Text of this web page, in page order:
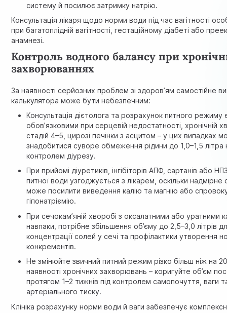
систему й посилює затримку натрію.
Консультація лікаря щодо норми води під час вагітності
при багатоплідній вагітності, гестаційному діабеті або
анамнезі.
Контроль водного балансу при
захворюваннях
За наявності серйозних проблем зі здоров’ям самостійне
калькулятора може бути небезпечним:
Консультація дієтолога та розрахунок питного режиму
обов’язковими при серцевій недостатності, хронічній
стадій 4–5, цирозі печінки з асцитом – у цих випадках
знадобитися суворе обмеження рідини до 1,0–1,5 літра
контролем діурезу.
При прийомі діуретиків, інгібіторів АПФ, сартанів або
питної води узгоджується з лікарем, оскільки
може посилити виведення калію та магнію або
гіпонатріємію.
При сечокам’яній хворобі з оксалатними або уратними
навпаки, потрібне збільшення об’єму до 2,5–3,0 літрів
концентрації солей у сечі та профілактики утворення
конкрементів.
Не змінюйте звичний питний режим різко більш ніж на
наявності хронічних захворювань – коригуйте об’єм
протягом 1–2 тижнів під контролем самопочуття, ваги
артеріального тиску.
Клініка розрахунку норми води й ваги забезпечує